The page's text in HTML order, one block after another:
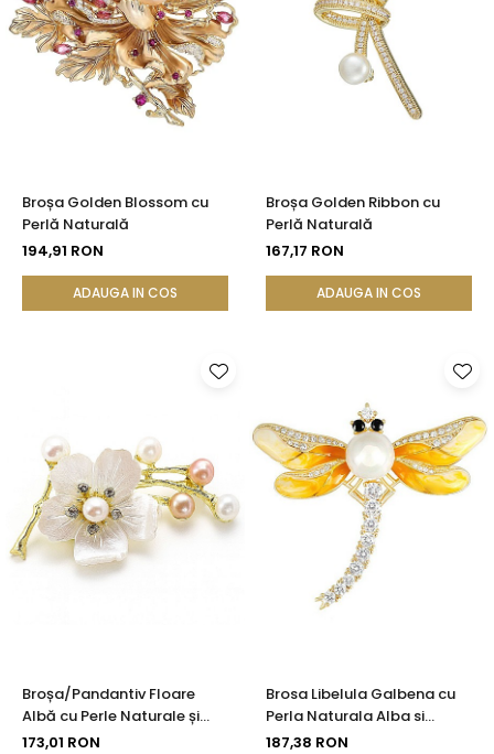
Broșa Golden Blossom cu
Perlă Naturală
194,91 RON
ADAUGA IN COS
Broșa Golden Ribbon cu
Perlă Naturală
167,17 RON
ADAUGA IN COS
Broșa/Pandantiv Floare
Albă cu Perle Naturale și
Accente Aurii
173,01 RON
Brosa Libelula Galbena cu
Perla Naturala Alba si
Zirconii
187,38 RON